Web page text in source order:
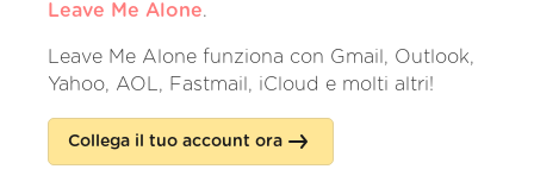
Leave Me Alone.
Leave Me Alone funziona con Gmail, Outlook,
Yahoo, AOL, Fastmail, iCloud e molti altri!
Collega il tuo account ora